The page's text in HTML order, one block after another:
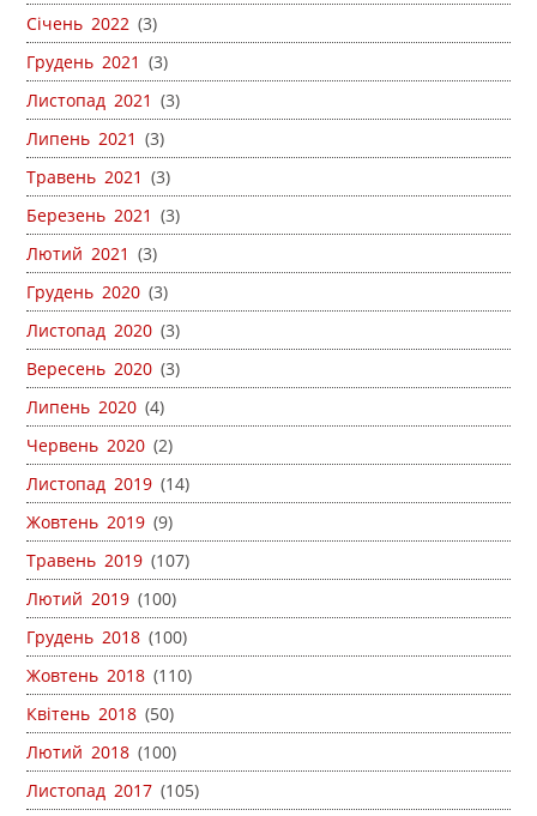
Січень 2022 (3)
Грудень 2021 (3)
Листопад 2021 (3)
Липень 2021 (3)
Травень 2021 (3)
Березень 2021 (3)
Лютий 2021 (3)
Грудень 2020 (3)
Листопад 2020 (3)
Вересень 2020 (3)
Липень 2020 (4)
Червень 2020 (2)
Листопад 2019 (14)
Жовтень 2019 (9)
Травень 2019 (107)
Лютий 2019 (100)
Грудень 2018 (100)
Жовтень 2018 (110)
Квітень 2018 (50)
Лютий 2018 (100)
Листопад 2017 (105)